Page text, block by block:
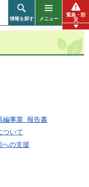
情報を探す メニュー
緊急・防
災
編事業 報告書
ついて
への支援